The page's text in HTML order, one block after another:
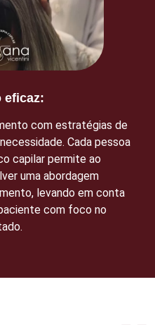
eficaz:
com estratégias de
Cada pessoa
capilar permite ao
uma abordagem
levando em conta
com foco no